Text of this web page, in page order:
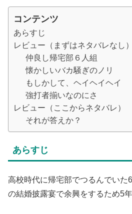
コンテンツ
あらすじ
レビュー（まずはネタバレなし）
仲良し帰宅部６人組
懐かしいバカ騒ぎのノリ
もしかして、ヘイヘイヘイ
強打者揃いなのにさ
レビュー（ここからネタバレ）
それが答えか？
あらすじ
高校時代に帰宅部でつるんでいた
の結婚披露宴で余興をするため5